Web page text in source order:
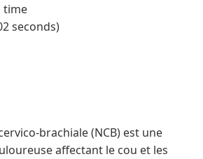
time
seconds)
brachiale (NCB) est une
affectant le cou et les